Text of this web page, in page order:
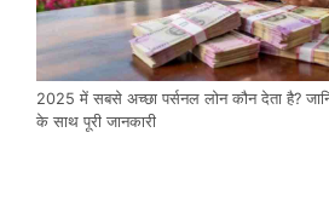
2025 में सबसे अच्छा पर्सनल लोन कौन देता है?
के साथ पूरी जानकारी